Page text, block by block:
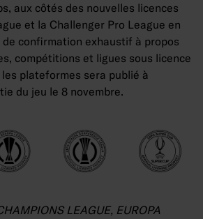
aux côtés des nouvelles licences
et la Challenger Pro League en
confirmation exhaustif à propos
compétitions et ligues sous licence
plateformes sera publié à
du jeu le 8 novembre.
LEAGUE, EUROPA